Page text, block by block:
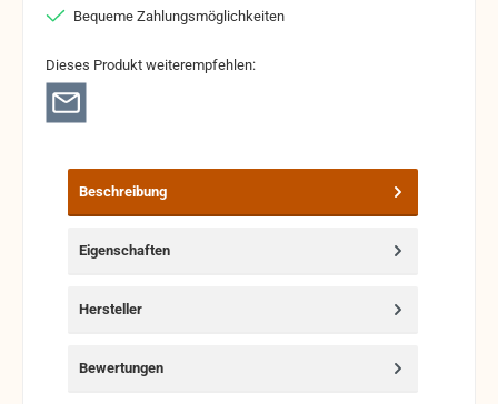
Bequeme Zahlungsmöglichkeiten
Dieses Produkt weiterempfehlen:
Beschreibung
Eigenschaften
Hersteller
Bewertungen